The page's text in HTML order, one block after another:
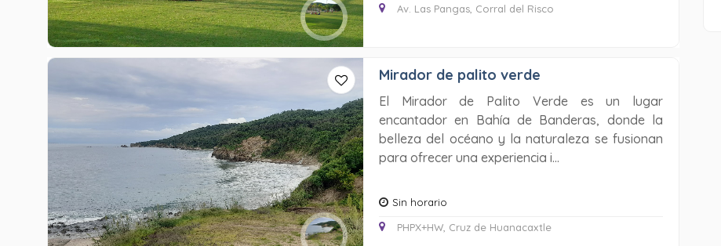
Av. Las Pangas, Corral del Risco
Mirador de palito verde
El Mirador de Palito Verde es un lugar
encantador en Bahía de Banderas, donde la
belleza del océano y la naturaleza se fusionan
para ofrecer una experiencia i...
Sin horario
PHPX+HW, Cruz de Huanacaxtle